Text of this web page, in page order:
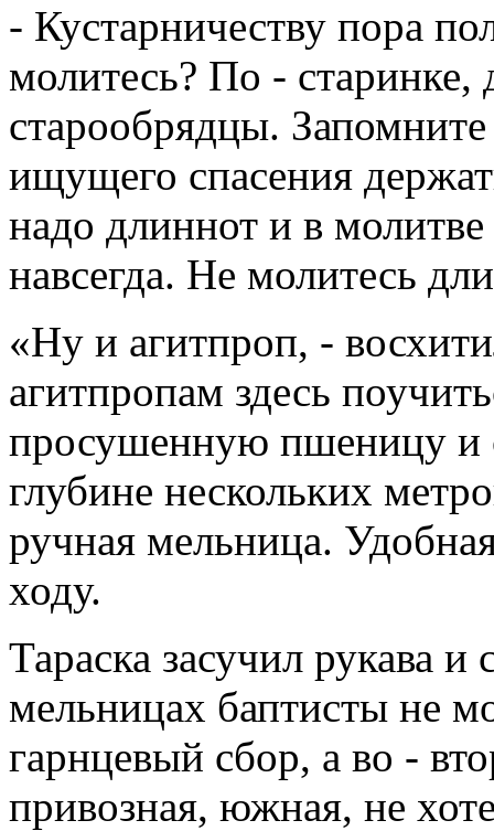
- Кустарничеству пора
молитесь? По -
старообрядцы.
ищущего спасения
надо длиннот и в
навсегда. Не молитесь
«Ну и агитпроп, -
агитпропам здесь
просушенную пшеницу и
глубине нескольких
ручная мельница.
ходу.
Тараска засучил рукава
мельницах баптисты не
гарнцевый сбор, а во -
привозная, южная, не